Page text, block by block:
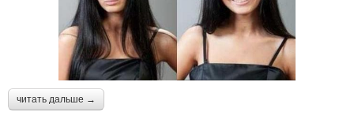
читать дальше →